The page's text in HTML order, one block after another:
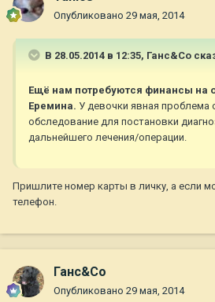
Опубликовано 29 мая, 2014
В 28.05.2014 в 12:35, Ганс&Co
Ещё нам потребуются финансы на
Еремина. У девочки явная проблема
обследование для постановки
дальнейшего лечения/операции.
Пришлите номер карты в личку, а если
телефон.
Ганс&Co
Опубликовано 29 мая, 2014